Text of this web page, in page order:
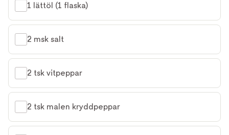
1 lättöl (1 flaska)
2 msk salt
2 tsk vitpeppar
2 tsk malen kryddpeppar